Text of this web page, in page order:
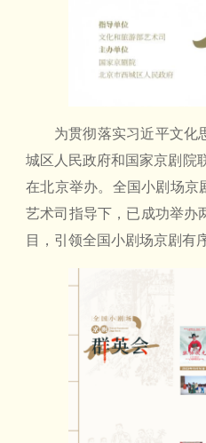
为贯彻落实习近平文化
城区人民政府和国家京剧院
在北京举办。全国小剧场京
艺术司指导下，已成功举办
目，引领全国小剧场京剧有